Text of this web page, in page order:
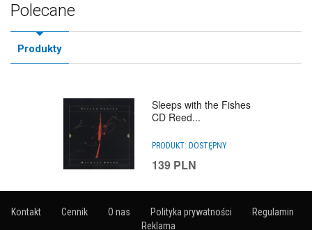
Polecane
Produkty
Sleeps with the Fishes
CD Reed...
PRODUKT: DOSTĘPNY
139 PLN
Kontakt Cennik O nas Polityka prywatności
Regulamin
Reklama